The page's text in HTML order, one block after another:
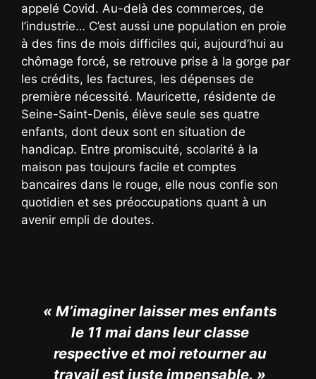
appelé Covid. Au-delà des commerces, de
l’industrie… C’est aussi une population en proie
à des fins de mois difficiles qui, aujourd’hui au
chômage forcé, se retrouve prise à la gorge par
les crédits, les factures, les dépenses de
première nécessité. Mauricette, résidente de
Seine-Saint-Denis, élève seule ses quatre
enfants, dont deux sont en situation de
handicap. Entre promiscuité, scolarité à la
maison pas toujours facile et comptes
bancaires dans le rouge, elle nous confie son
quotidien et ses préoccupations quant à un
avenir empli de doutes.
« M’imaginer laisser mes enfants
le 11 mai dans leur classe
respective et moi retourner au
travail est juste impensable. »